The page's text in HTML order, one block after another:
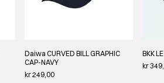
Daiwa CURVED BILL GRAPHIC
CAP-NAVY
kr 249,00
BKK
kr